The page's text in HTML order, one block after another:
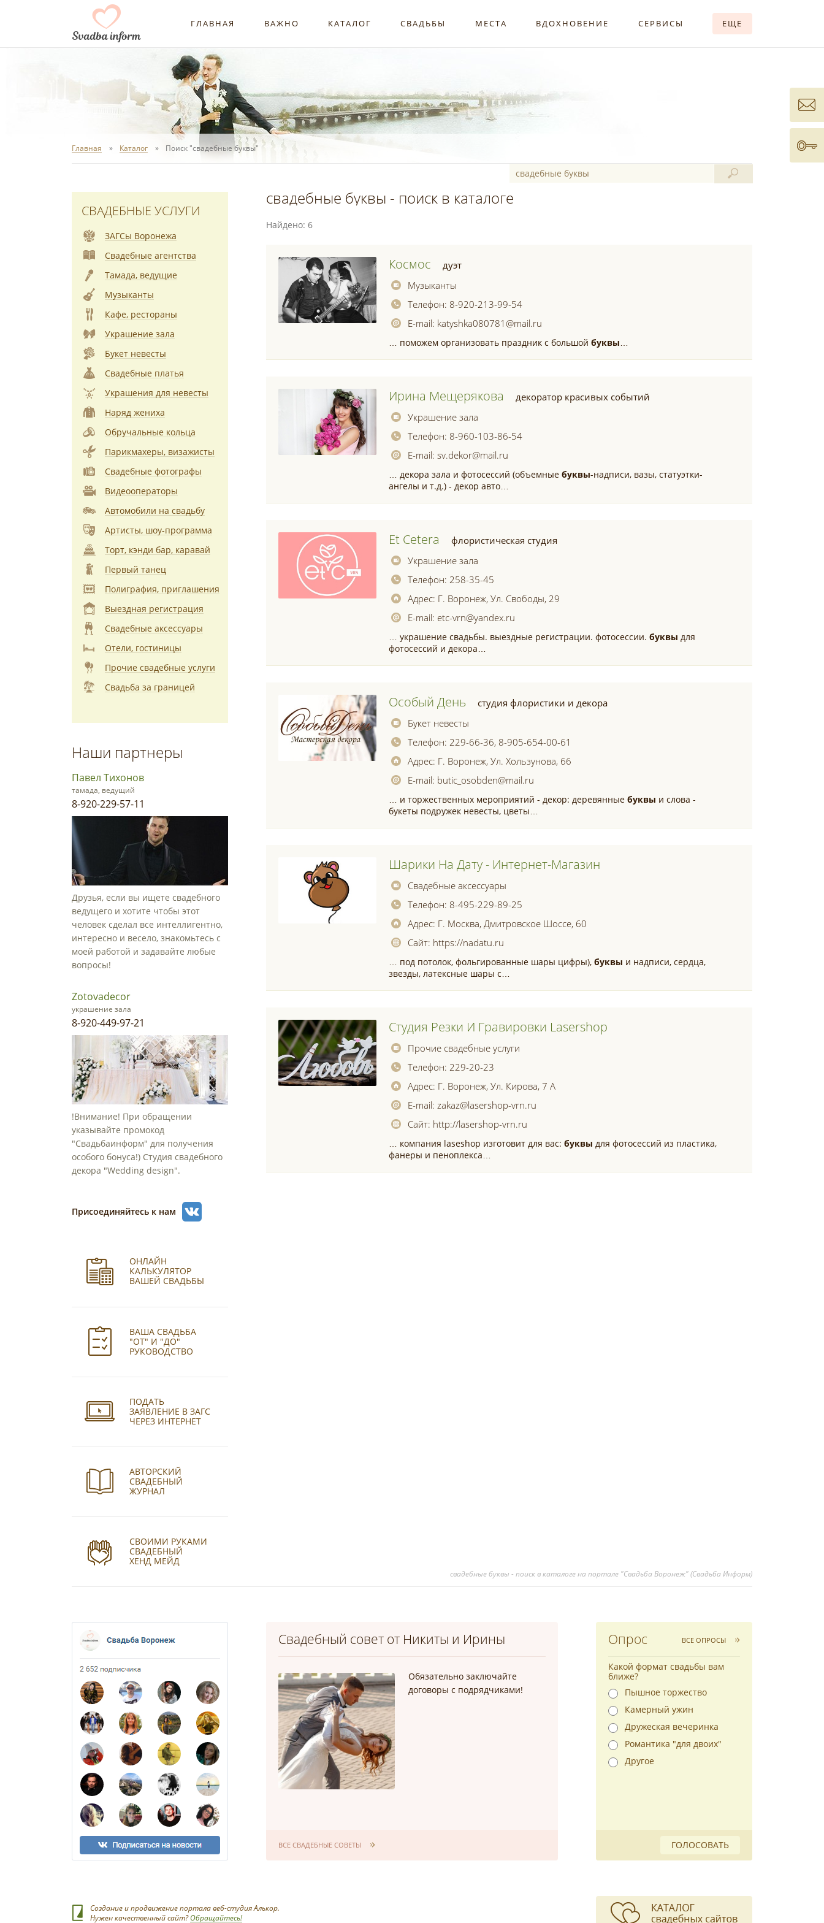
ГЛАВНАЯ ВАЖНО КАТАЛОГ СВАДЬБЫ МЕСТА ВДОХНОВЕНИЕ СЕРВИСЫ ЕЩЕ
Главная Каталог Поиск "свадебные буквы"
свадебные буквы - поиск в каталоге
Найдено: 6
Космос
дуэт
Музыканты
Телефон: 8-920-213-99-54
E-mail: katyshka080781@mail.ru
… поможем организовать праздник с большойбуквы…
Ирина Мещерякова
декоратор красивых событий
Украшение зала
Телефон: 8-960-103-86-54
E-mail:sv.dekor@mail.ru
… декора зала и фотосессий (объемныебуквы-надписи, вазы, статуэтки-
ангелы и т.д.) - декор авто…
Et Cetera
флористическая студия
Украшение зала
Телефон:258-35-45
Адрес: Г. Воронеж, Ул. Свободы, 29
E-mail: etc-vrn@yandex.ru
… украшение свадьбы. выездные регистрации. фотосессии.буквы для
фотосессий и декора…
Особый День
студия флористики и декора
Букет невесты
Телефон:229-66-36, 8-905-654-00-61
Адрес: Г. Воронеж, Ул. Хользунова, 66
E-mail: butic_osobden@mail.ru
… и торжественных мероприятий - декор: деревянныебуквы и слова -
букеты подружек невесты, цветы…
Шарики На Дату - Интернет-Магазин
Свадебные аксессуары
Телефон: 8-495-229-89-25
Адрес: Г. Москва, Дмитровское Шоссе, 60
Сайт: https://nadatu.ru
… под потолок, фольгированные шары цифры),буквы и надписи, сердца,
звезды, латексные шары с…
Студия Резки И Гравировки Lasershop
Прочие свадебные услуги
Телефон:229-20-23
Адрес: Г. Воронеж, Ул. Кирова, 7 А
E-mail:zakaz@lasershop-vrn.ru
Сайт: http://lasershop-vrn.ru
… компания laseshop изготовит для вас:буквы для фотосессий из пластика,
фанеры и пеноплекса…
свадебные буквы - поиск в каталоге на портале "Свадьба Воронеж" (Свадьба Информ)
СВАДЕБНЫЕ УСЛУГИ
ЗАГСы Воронежа
Свадебные агентства
Тамада, ведущие
Музыканты
Кафе, рестораны
Украшение зала
Букет невесты
Свадебные платья
Украшения для невесты
Наряд жениха
Обручальные кольца
Парикмахеры, визажисты
Свадебные фотографы
Видеооператоры
Автомобили на свадьбу
Артисты, шоу-программа
Торт, кэнди бар, каравай
Первый танец
Полиграфия, приглашения
Выездная регистрация
Свадебные аксессуары
Отели, гостиницы
Прочие свадебные услуги
Свадьба за границей
Наши партнеры
Павел Тихонов
тамада, ведущий
8-920-229-57-11
Друзья, если вы ищете свадебного
ведущего и хотите чтобы этот
человек сделал все интеллигентно,
интересно и весело, знакомьтесь с
моей работой и задавайте любые
вопросы!
Zotovadecor
украшение зала
8-920-449-97-21
!Внимание! При обращении
указывайте промокод
"Свадьбаинформ" для получения
особого бонуса!) Студия свадебного
декора "Wedding design".
Присоединяйтесь к нам
ОНЛАЙН
КАЛЬКУЛЯТОР
ВАШЕЙ СВАДЬБЫ
ВАША СВАДЬБА
"ОТ" И "ДО"
РУКОВОДСТВО
ПОДАТЬ
ЗАЯВЛЕНИЕ В ЗАГС
ЧЕРЕЗ ИНТЕРНЕТ
АВТОРСКИЙ
СВАДЕБНЫЙ
ЖУРНАЛ
СВОИМИ РУКАМИ
СВАДЕБНЫЙ
ХЕНД МЕЙД
Свадебный совет от Никиты и Ирины
Обязательно заключайте
договоры с подрядчиками!
ВСЕ СВАДЕБНЫЕ СОВЕТЫ
Опрос ВСЕ ОПРОСЫ
Какой формат свадьбы вам
ближе?
Пышное торжество
Камерный ужин
Дружеская вечеринка
Романтика "для двоих"
Другое
ГОЛОСОВАТЬ
Создание и продвижение портала веб-студия Алькор.
Нужен качественный сайт?Обращайтесь!